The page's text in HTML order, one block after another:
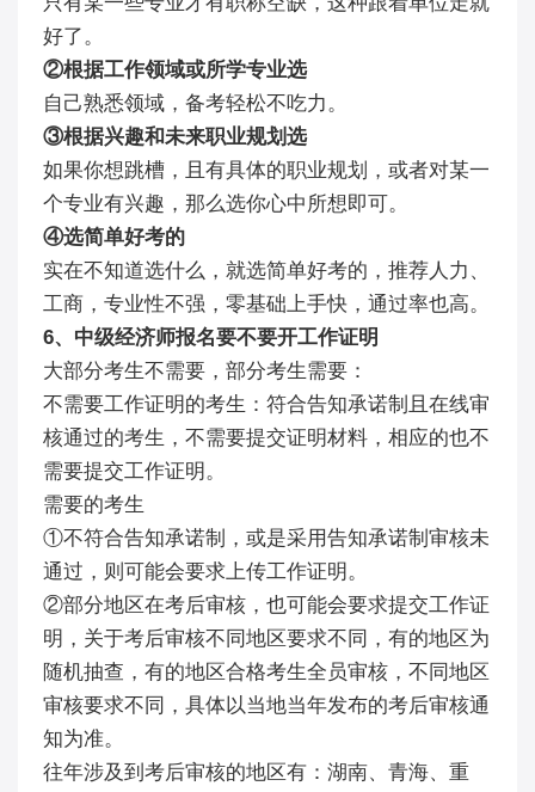
好了。
②根据工作领域或所学专业选
自己熟悉领域，备考轻松不吃力。
③根据兴趣和未来职业规划选
如果你想跳槽，且有具体的职业规划，或者对某一
个专业有兴趣，那么选你心中所想即可。
④选简单好考的
实在不知道选什么，就选简单好考的，推荐人力、
工商，专业性不强，零基础上手快，通过率也高。
6、中级经济师报名要不要开工作证明
大部分考生不需要，部分考生需要：
不需要工作证明的考生：符合告知承诺制且在线审
核通过的考生，不需要提交证明材料，相应的也不
需要提交工作证明。
需要的考生
①不符合告知承诺制，或是采用告知承诺制审核未
通过，则可能会要求上传工作证明。
②部分地区在考后审核，也可能会要求提交工作证
明，关于考后审核不同地区要求不同，有的地区为
随机抽查，有的地区合格考生全员审核，不同地区
审核要求不同，具体以当地当年发布的考后审核通
知为准。
往年涉及到考后审核的地区有：湖南、青海、重